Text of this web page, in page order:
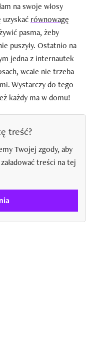
na swoje włosy
równowagę
pasma, żeby
puszyły. Ostatnio na
jedna z internautek
wcale nie trzeba
Wystarczy do tego
każdy ma w domu!
treść?
Twojej zgody, aby
treści na tej